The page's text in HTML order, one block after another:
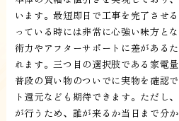
います。最短即日で工事を完了させ
っている時には非常に心強い味方と
術力やアフターサポートに差がある
れます。三つ目の選択肢である家電
普段の買い物のついでに実物を確認
ト還元なども期待できます。ただし
が行うため、誰が来るか当日まで分